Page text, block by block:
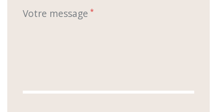
Votre message *